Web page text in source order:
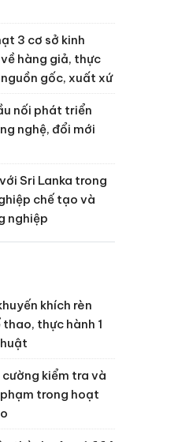
3 cơ sở kinh
hàng giả, thực
gốc, xuất xứ
nối phát triển
nghệ, đổi mới
Sri Lanka trong
chế tạo và
nghiệp
khích rèn
thao, thực hành 1
kiểm tra và
trong hoạt